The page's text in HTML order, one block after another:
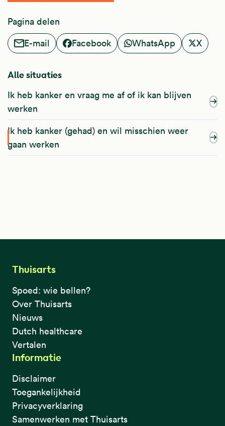
Pagina delen
E-mail
Facebook WhatsApp X
Alle situaties
Ik heb kanker en vraag me af of ik kan blijven
werken
Ik heb kanker (gehad) en wil misschien weer
gaan werken
Thuisarts
Spoed: wie bellen?
Over Thuisarts
Nieuws
Dutch healthcare
Vertalen
Informatie
Disclaimer
Toegankelijkheid
Privacyverklaring
Samenwerken met Thuisarts